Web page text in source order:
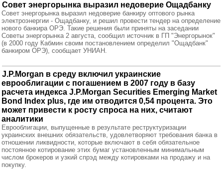
Совет энергорынка выразил недоверие Ощадбанку
Совет энергорынка выразил недоверие банкиру оптового рынка
электроэнергии - Ощадбанку, и решил провести тендер на определение
нового банкира ОРЭ. Такие решения были приняты на заседании
Советы энергорынка 2 августа, сообщил источник в ГП "Энергорынок"
(в 2000 году Кабмин своим постановлением определил "Ощадбанк"
банкиром ОРЭ), сообщает УНИАН.
J.P.Morgan в среду включил украинские
еврооблигации с погашением в 2007 году в базу
расчета индекса J.P.Morgan Securities Emerging Market
Bond Index plus, где им отводится 0,54 процента. Это
может привести к росту спроса на них, считают
аналитики
Еврооблигации, выпущенные в результате реструктуризации
украинских внешних обязательств, удовлетворяют требования банка в
отношении ликвидности, которые включают в себя обязательное
постоянное котирование этих бумаг установленным минимальным
числом брокеров и узкий спрэд между котировками на продажу и на
покупку.